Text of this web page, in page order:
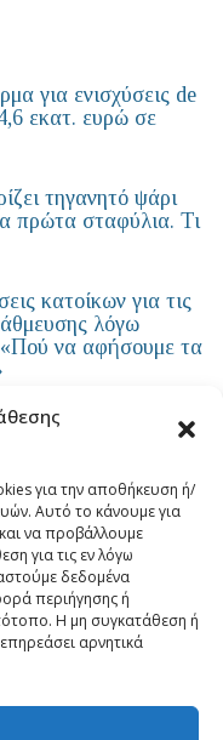
για την αποθήκευση ή/
Αυτό το κάνουμε για
να προβάλλουμε
για τις εν λόγω
δεδομένα
περιήγησης ή
Η μη συγκατάθεση ή
αρνητικά
για ενισχύσεις de
εκατ. ευρώ σε
τηγανητό ψάρι
πρώτα σταφύλια. Τι
κατοίκων για τις
λόγω
να αφήσουμε τα